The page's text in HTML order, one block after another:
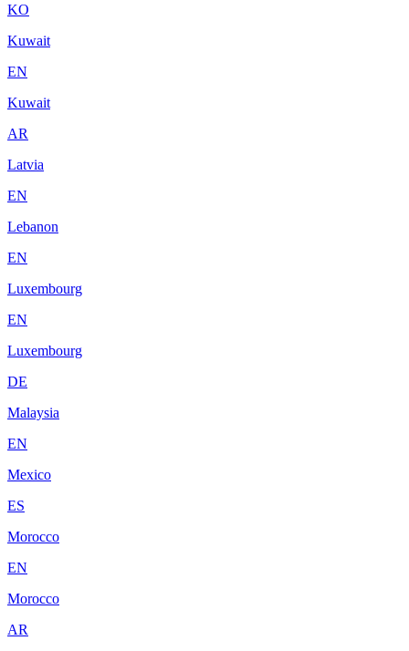
KO
Kuwait
EN
Kuwait
AR
Latvia
EN
Lebanon
EN
Luxembourg
EN
Luxembourg
DE
Malaysia
EN
Mexico
ES
Morocco
EN
Morocco
AR